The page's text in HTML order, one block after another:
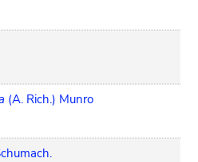
(A. Rich.) Munro